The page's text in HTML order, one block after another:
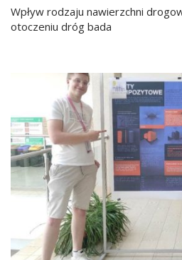
Wpływ rodzaju nawierzchni
otoczeniu dróg bada